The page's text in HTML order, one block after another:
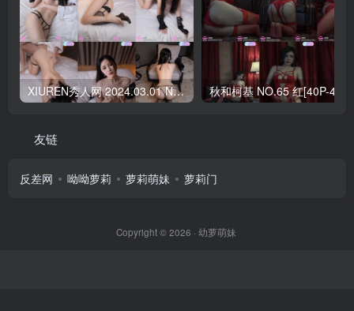
XIUREN秀人网 2024.03.01 NO.8166 鱼子酱Fish[79+1P／703MB]
友链
反差网 呦呦萝莉 萝莉萌妹 萝莉门
Copyright © 2026 · 幼萝萌妹